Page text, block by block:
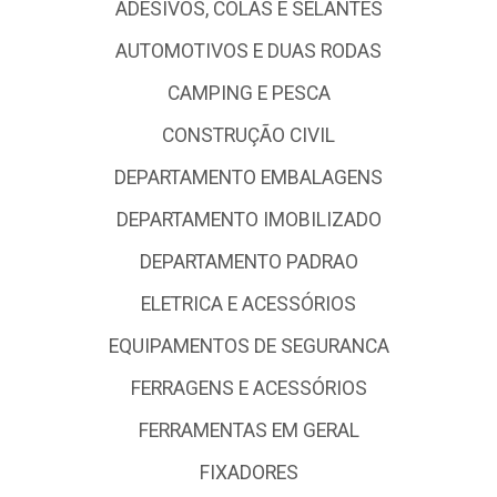
ADESIVOS, COLAS E SELANTES
AUTOMOTIVOS E DUAS RODAS
CAMPING E PESCA
CONSTRUÇÃO CIVIL
DEPARTAMENTO EMBALAGENS
DEPARTAMENTO IMOBILIZADO
DEPARTAMENTO PADRAO
ELETRICA E ACESSÓRIOS
EQUIPAMENTOS DE SEGURANCA
FERRAGENS E ACESSÓRIOS
FERRAMENTAS EM GERAL
FIXADORES